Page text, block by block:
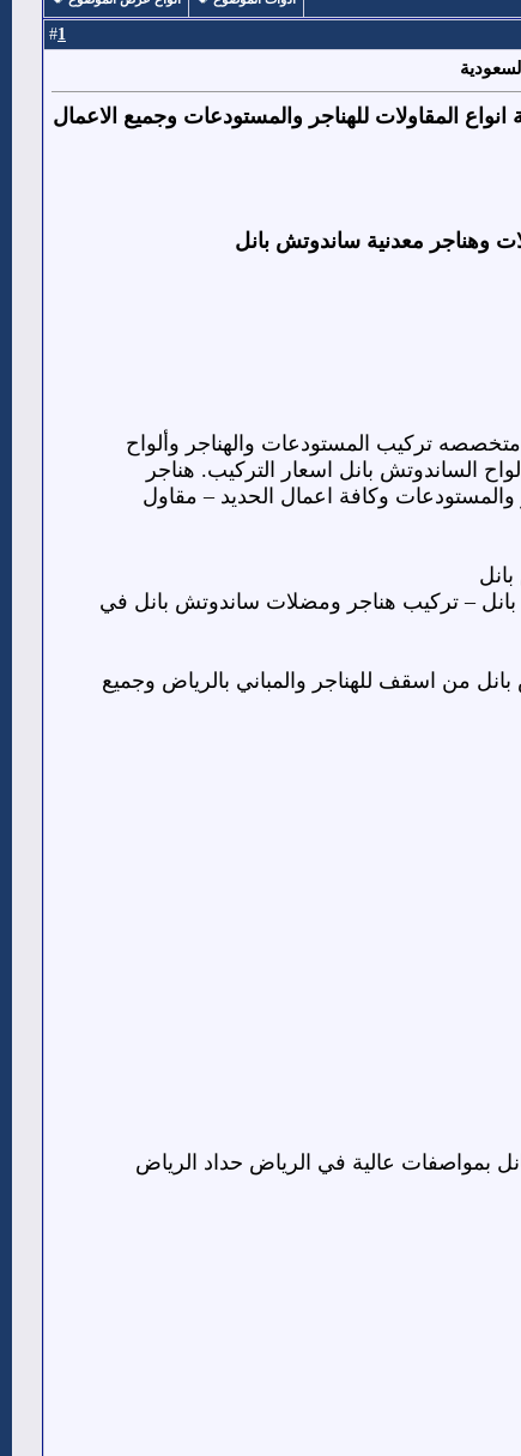
1
كافة انواع المقاولات للهناجر والمستودعات وجميع الاعمال
وهناجر معدنية ساندوتش بانل
تركيب المستودعات والهناجر وألواح
وغيرها ألواح الساندوتش بانل اسعار التركيب. هناجر
والمستودعات وكافة اعمال الحديد – مقاول
– تركيب هناجر ومضلات ساندوتش بانل في
من اسقف للهناجر والمباني بالرياض وجميع
عالية في الرياض حداد الرياض